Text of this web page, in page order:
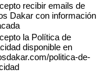
recibir emails de
Dakar con información
la Política de
disponible en
politica-de-